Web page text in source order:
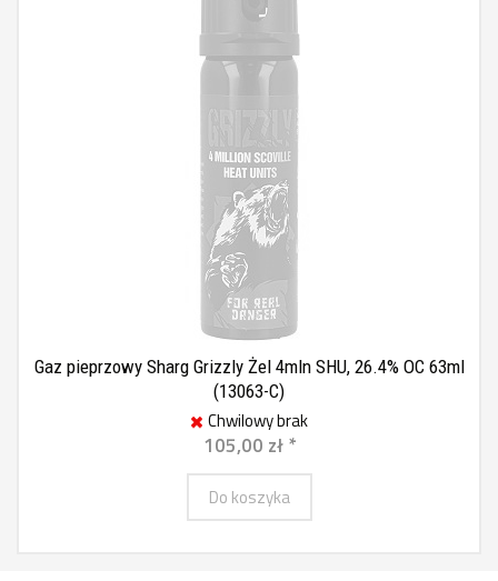
Gaz pieprzowy Sharg Grizzly Żel 4mln SHU, 26.4% OC 63ml
(13063-C)
Chwilowy brak
105,00 zł *
Do koszyka